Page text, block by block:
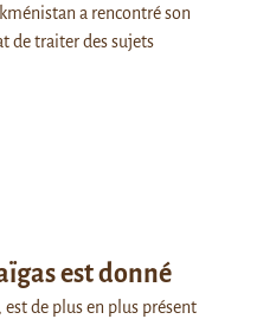
a rencontré son
de traiter des sujets
est donné
est de plus en plus présent